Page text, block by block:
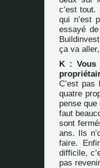
c’est
qui n’est
essayé
ça va
K : Vous
C’est
quatre
pense
faut
sont
ans. Ils
faire.
difficile,
pas